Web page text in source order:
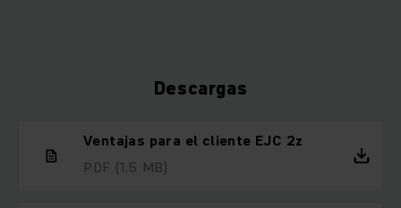
Descargas
Ventajas para el cliente EJC 2z
PDF (1,5 MB)